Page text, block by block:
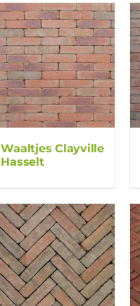
Waaltjes Clayville
Hasselt